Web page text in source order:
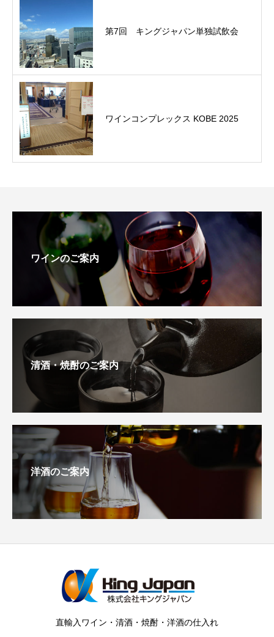
第7回 キングジャパン単独試飲会
ワインコンプレックス KOBE 2025
ワインのご案内
清酒・焼酎のご案内
洋酒のご案内
直輸入ワイン・清酒・焼酎・洋酒の仕入れ